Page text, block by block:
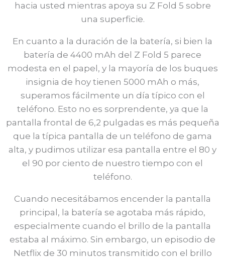
hacia usted mientras apoya su Z Fold 5 sobre
una superficie.
En cuanto a la duración de la batería, si bien la
batería de 4400 mAh del Z Fold 5 parece
modesta en el papel, y la mayoría de los buques
insignia de hoy tienen 5000 mAh o más,
superamos fácilmente un día típico con el
teléfono. Esto no es sorprendente, ya que la
pantalla frontal de 6,2 pulgadas es más pequeña
que la típica pantalla de un teléfono de gama
alta, y pudimos utilizar esa pantalla entre el 80 y
el 90 por ciento de nuestro tiempo con el
teléfono.
Cuando necesitábamos encender la pantalla
principal, la batería se agotaba más rápido,
especialmente cuando el brillo de la pantalla
estaba al máximo. Sin embargo, un episodio de
Netflix de 30 minutos transmitido con el brillo